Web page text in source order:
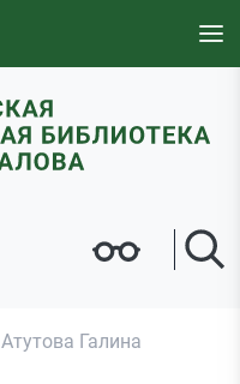
Атутова Галина